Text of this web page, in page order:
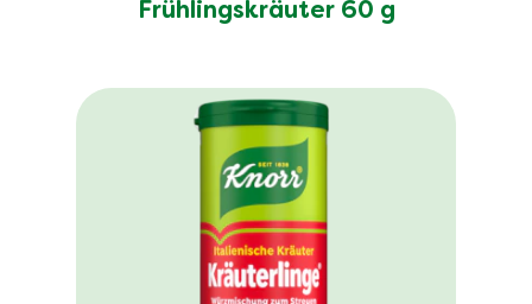
Frühlingskräuter 60 g